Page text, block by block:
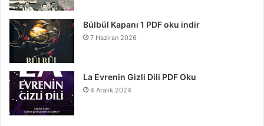
Bülbül Kapanı 1 PDF oku indir
7 Haziran 2026
La Evrenin Gizli Dili PDF Oku
4 Aralık 2024